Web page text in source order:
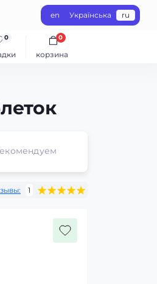
en Українська ru
0
корзина
0
1